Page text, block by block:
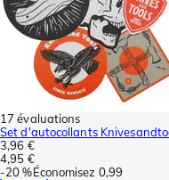
17 évaluations
Set d'autocollants
3,96 €
4,95 €
-20 %Économisez 0,99